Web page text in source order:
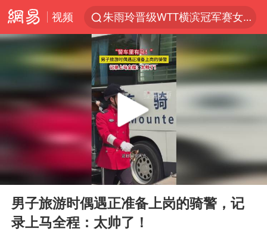
视频
朱雨玲晋级WTT横滨冠军赛女单八强
女子开一天一夜空调后二氧化碳中毒
美国将对多晶硅衍生品加征15%关税
佛山通报笔试前13被淘汰后5名进体检
年内第一高价股今日打新
改名后的“青海拉面”店
粉笔教育发布“自曝式”公开信
Play
00:00
男子旅游时偶遇正准备上岗的骑警，记
录上马全程：太帅了！